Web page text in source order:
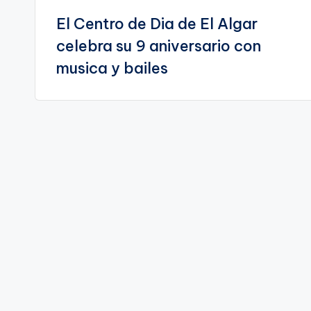
de
entradas
El Centro de Dia de El Algar
celebra su 9 aniversario con
musica y bailes